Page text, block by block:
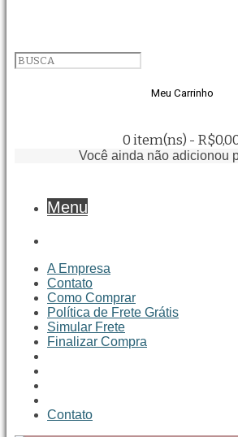
Meu Carrinho
0 item(ns) -
Você ainda não adicionou
Menu
A Empresa
Contato
Como Comprar
Política de Frete Grátis
Simular Frete
Finalizar Compra
Contato